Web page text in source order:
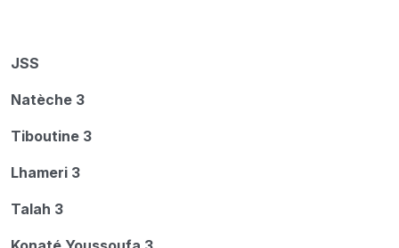
JSS
Natèche 3
Tiboutine 3
Lhameri 3
Talah 3